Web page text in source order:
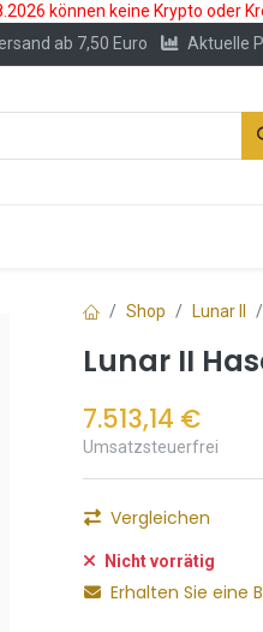
können keine Krypto oder
ab 7,50 Euro Aktuelle
Shop Lunar II
Lunar II
7.513,14 €
Umsatzsteuerfrei
Vergleichen
Nicht vorrätig
Erhalten Sie eine